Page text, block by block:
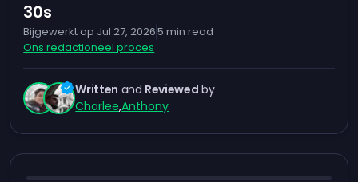
30s
Bijgewerkt op Jul 27, 20265 min read
Ons redactioneel proces
Written and Reviewed by
Charlee,Anthony